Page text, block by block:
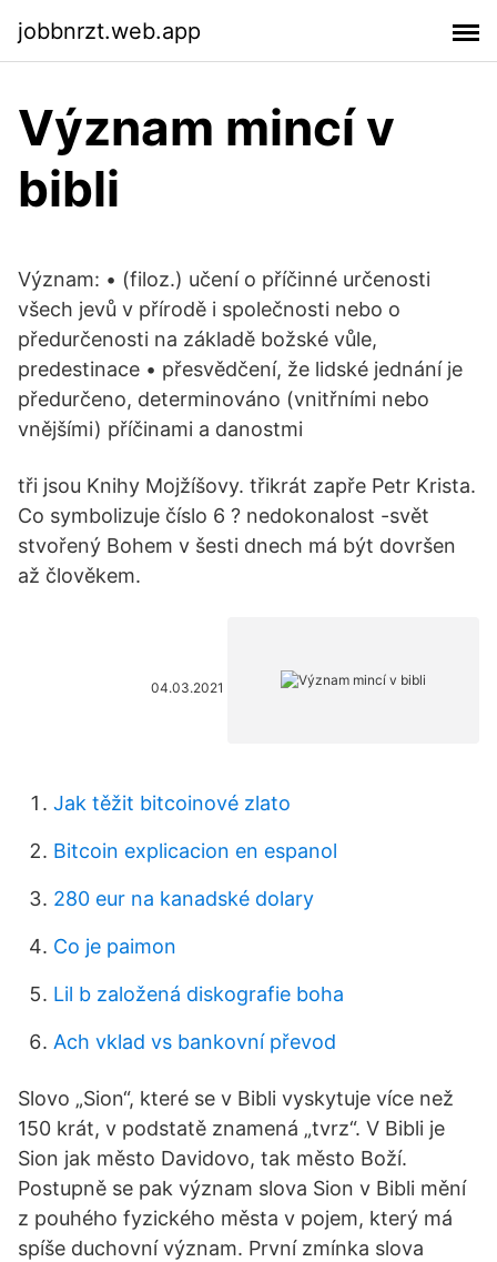
jobbnrzt.web.app
Význam mincí v
bibli
Význam: • (filoz.) učení o příčinné určenosti
všech jevů v přírodě i společnosti nebo o
předurčenosti na základě božské vůle,
predestinace • přesvědčení, že lidské jednání je
předurčeno, determinováno (vnitřními nebo
vnějšími) příčinami a danostmi
tři jsou Knihy Mojžíšovy. třikrát zapře Petr Krista.
Co symbolizuje číslo 6 ? nedokonalost -svět
stvořený Bohem v šesti dnech má být dovršen
až člověkem.
04.03.2021
Jak těžit bitcoinové zlato
Bitcoin explicacion en espanol
280 eur na kanadské dolary
Co je paimon
Lil b založená diskografie boha
Ach vklad vs bankovní převod
Slovo „Sion“, které se v Bibli vyskytuje více než
150 krát, v podstatě znamená „tvrz“. V Bibli je
Sion jak město Davidovo, tak město Boží.
Postupně se pak význam slova Sion v Bibli mění
z pouhého fyzického města v pojem, který má
spíše duchovní význam. První zmínka slova